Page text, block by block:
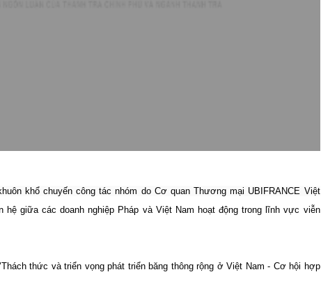
khổ chuyến công tác nhóm do Cơ quan Thương mại UBIFRANCE Việt
hệ giữa các doanh nghiệp Pháp và Việt Nam hoạt động trong lĩnh vực viễn
thức và triển vọng phát triển băng thông rộng ở Việt Nam - Cơ hội hợp